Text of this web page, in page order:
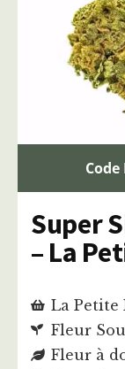
Code
Super
– La
La Petite
Fleur
Fleur à